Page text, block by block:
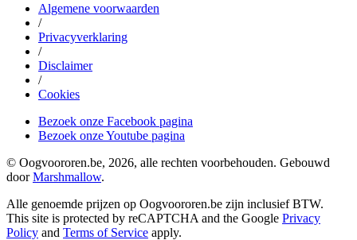
Algemene voorwaarden
/
Privacyverklaring
/
Disclaimer
/
Cookies
Bezoek onze Facebook pagina
Bezoek onze Youtube pagina
© Oogvoororen.be, 2026, alle rechten voorbehouden. Gebouwd
doorMarshmallow.
Alle genoemde prijzen op Oogvoororen.be zijn inclusief BTW.
This site is protected by reCAPTCHA and the Google Privacy
Policy and Terms of Service apply.